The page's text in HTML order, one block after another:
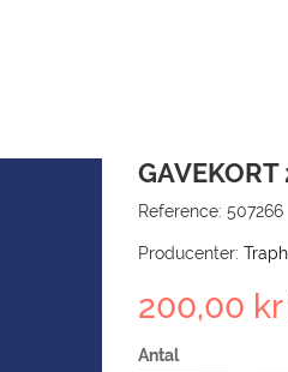
GAVEKORT
Reference: 507266
Producenter:
200,00 kr
Antal